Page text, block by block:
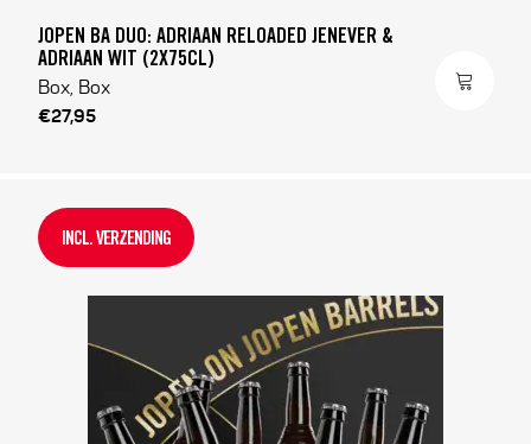
JOPEN BA DUO: ADRIAAN RELOADED JENEVER &
ADRIAAN WIT (2X75CL)
Box, Box
€27,95
INCL. VERZENDING